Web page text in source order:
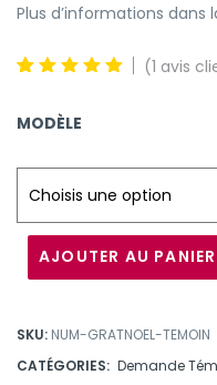
Plus d’informations
sur la
(1 avis
MODÈLE
AJOUTER AU PANIER
SKU: NUM-GRATNOEL-TEMOIN
CATÉGORIES: Demande